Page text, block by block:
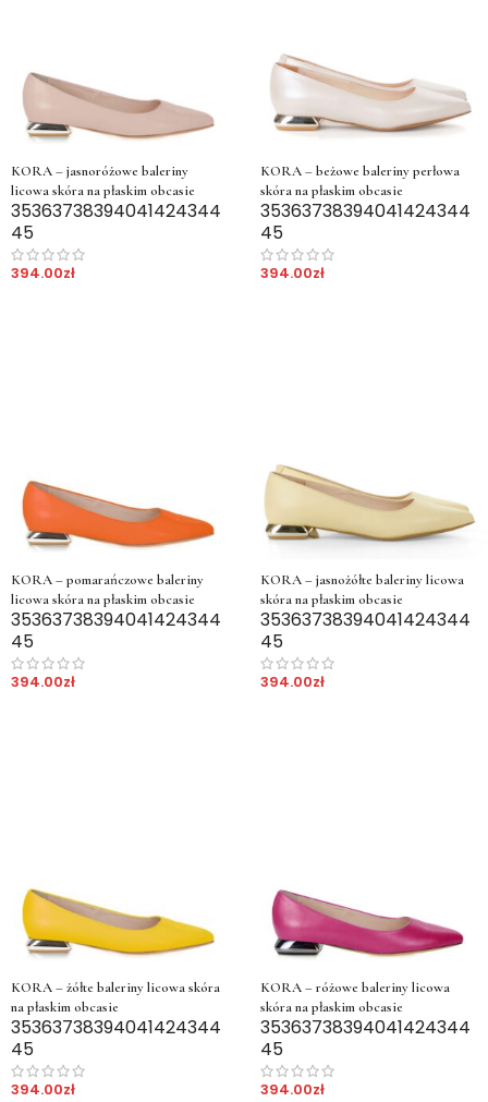
KORA – jasnoróżowe baleriny
licowa skóra na płaskim obcasie
35363738394041424344
45
394.00zł
KORA – beżowe baleriny perłowa
skóra na płaskim obcasie
35363738394041424344
45
394.00zł
KORA – pomarańczowe baleriny
licowa skóra na płaskim obcasie
35363738394041424344
45
394.00zł
KORA – jasnożółte baleriny licowa
skóra na płaskim obcasie
35363738394041424344
45
394.00zł
KORA – żółte baleriny licowa skóra
na płaskim obcasie
35363738394041424344
45
394.00zł
KORA – różowe baleriny licowa
skóra na płaskim obcasie
35363738394041424344
45
394.00zł